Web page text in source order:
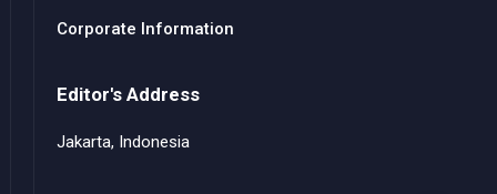
Corporate Information
Editor's Address
Jakarta, Indonesia